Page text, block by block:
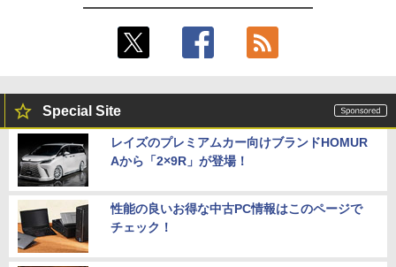
Special Site
レイズのプレミアムカー向けブランドHOMUR
Aから「2×9R」が登場！
性能の良いお得な中古PC情報はこのページで
チェック！